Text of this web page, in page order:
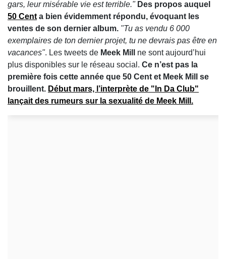
gars, leur misérable vie est terrible." Des propos auquel
50 Cent a bien évidemment répondu, évoquant les
ventes de son dernier album. "Tu as vendu 6 000
exemplaires de ton dernier projet, tu ne devrais pas être en
vacances". Les tweets de Meek Mill ne sont aujourd’hui
plus disponibles sur le réseau social. Ce n’est pas la
première fois cette année que 50 Cent et Meek Mill se
brouillent. Début mars, l’interprète de "In Da Club"
lançait des rumeurs sur la sexualité de Meek Mill .